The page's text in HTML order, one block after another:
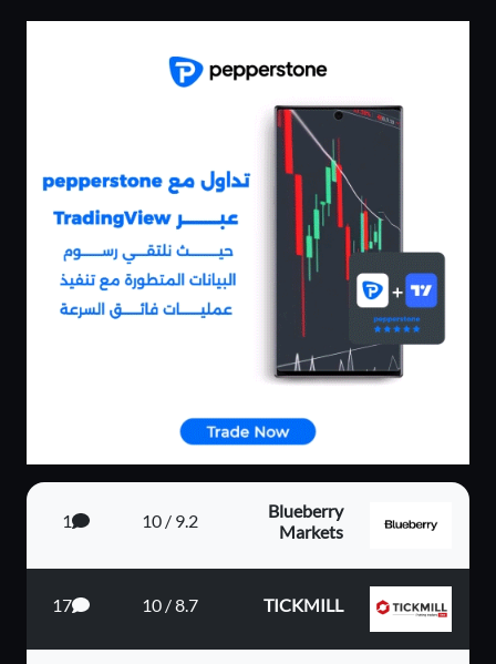
Blueberry
Markets
9.2 / 10
1
TICKMILL
8.7 / 10
17